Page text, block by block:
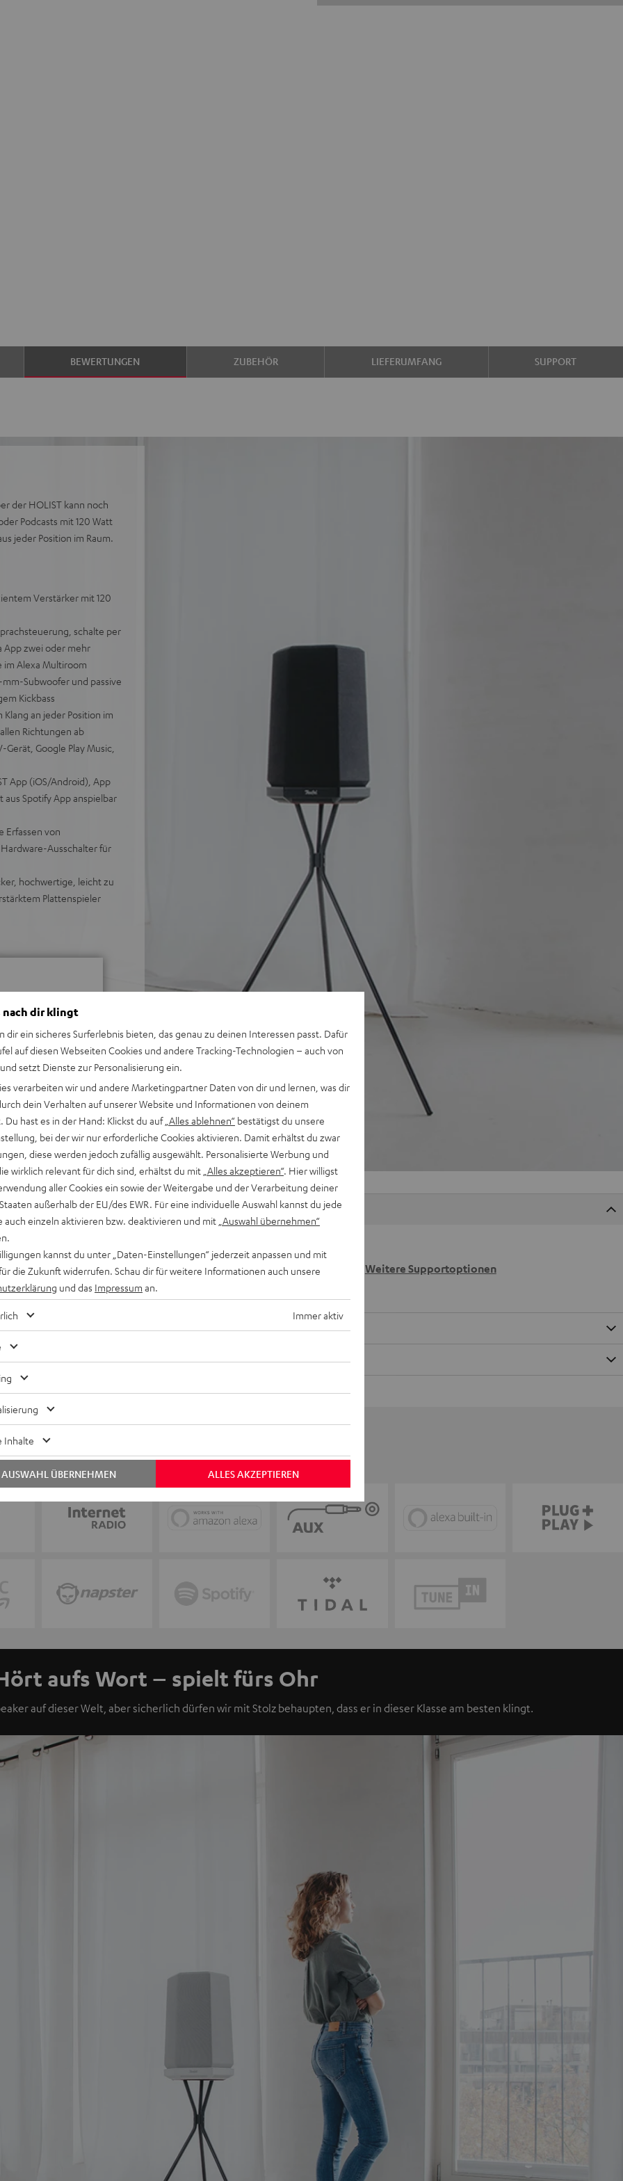
BEWERTUNGEN ZUBEHÖR LIEFERUMFANG SUPPORT
der HOLIST kann noch
Podcasts mit 120 Watt
jeder Position im Raum.
Verstärker mit 120
schalte per
App zwei oder mehr
im Alexa Multiroom
Subwoofer und passive
Kickbass
an jeder Position im
Richtungen ab
Google Play Music,
App (iOS/Android), App
Spotify App anspielbar
Erfassen von
Ausschalter für
hochwertige, leicht zu
Plattenspieler
226 Bewertungen)
Keinen Store in der Nähe? Kein Problem, wir
beraten dich auch persönlich am Telefon.
Hier Termin buchen
Weitere Supportoptionen
aufs Wort – spielt fürs Ohr
auf dieser Welt, aber sicherlich dürfen wir mit Stolz behaupten, dass er in dieser Klasse am besten klingt.
nach dir klingt
dir ein sicheres Surferlebnis bieten, das genau zu deinen Interessen passt. Dafür
auf diesen Webseiten Cookies und andere Tracking-Technologien – auch von
setzt Dienste zur Personalisierung ein.
verarbeiten wir und andere Marketingpartner Daten von dir und lernen, was dir
dein Verhalten auf unserer Website und Informationen von deinem
Du hast es in der Hand: Klickst du auf „Alles ablehnen“ bestätigst du unsere
bei der wir nur erforderliche Cookies aktivieren. Damit erhältst du zwar
diese werden jedoch zufällig ausgewählt. Personalisierte Werbung und
wirklich relevant für dich sind, erhältst du mit „Alles akzeptieren“. Hier willigst
aller Cookies ein sowie der Weitergabe und der Verarbeitung deiner
außerhalb der EU/des EWR. Für eine individuelle Auswahl kannst du jede
auch einzeln aktivieren bzw. deaktivieren und mit „Auswahl übernehmen“
kannst du unter „Daten-Einstellungen“ jederzeit anpassen und mit
die Zukunft widerrufen. Schau dir für weitere Informationen auch unsere
und das Impressum an.
Immer aktiv
Inhalte
ALLES AKZEPTIEREN
AUSWAHL ÜBERNEHMEN